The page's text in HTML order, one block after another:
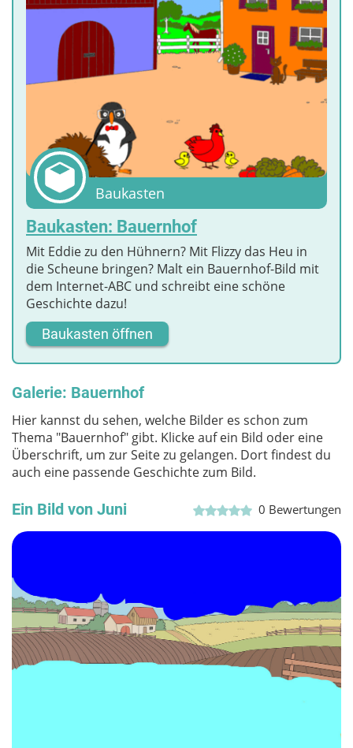
Baukasten
Baukasten: Bauernhof
Mit Eddie zu den Hühnern? Mit Flizzy das Heu in
die Scheune bringen? Malt ein Bauernhof-Bild mit
dem Internet-ABC und schreibt eine schöne
Geschichte dazu!
Baukasten öffnen
Galerie: Bauernhof
Hier kannst du sehen, welche Bilder es schon zum
Thema "Bauernhof" gibt. Klicke auf ein Bild oder eine
Überschrift, um zur Seite zu gelangen. Dort findest du
auch eine passende Geschichte zum Bild.
Ein Bild von Juni 0 Bewertungen